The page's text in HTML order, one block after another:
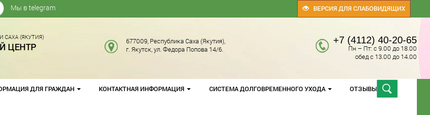
ВЕРСИЯ ДЛЯ СЛАБОВИДЯЩИХ
Мы в telegram
САХА (ЯКУТИЯ)
ЦЕНТР
677009, Республика Саха (Якутия),
г. Якутск, ул. Федора Попова 14/6.
+7 (4112) 40-20-65
Пн – Пт: с 9.00 до 18.00
обед с 13.00 до 14.00
ДЛЯ ГРАЖДАН КОНТАКТНАЯ ИНФОРМАЦИЯ СИСТЕМА ДОЛГОВРЕМЕННОГО УХОДА ОТЗЫВЫ